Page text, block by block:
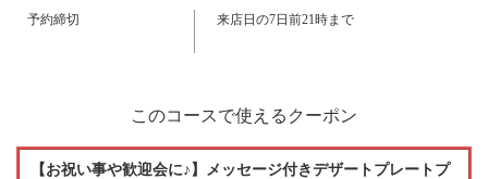
予約締切 来店日の7日前21時まで
このコースで使えるクーポン
【お祝い事や歓迎会に♪】メッセージ付きデザートプレートプ